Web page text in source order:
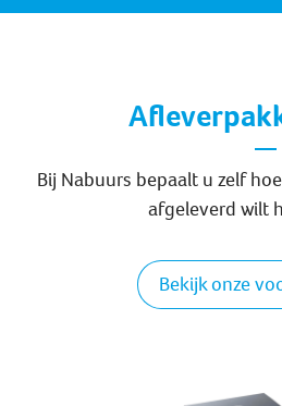
Bij Nabuurs bepaalt u zelf
afgeleverd wilt
Bekijk onze